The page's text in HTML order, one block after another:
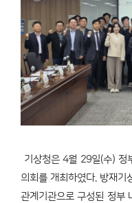
기상청은 4월 29일(수) 정
의회를 개최하였다. 방재기
관계기관으로 구성된 정부